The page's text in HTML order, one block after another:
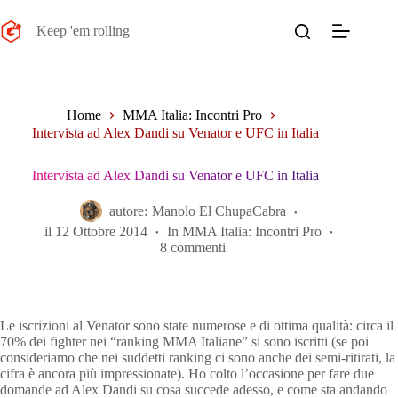
al
contenuto
Keep 'em rolling
Home
MMA Italia: Incontri Pro
Intervista ad Alex Dandi su Venator e UFC in Italia
Intervista ad Alex Dandi su Venator e UFC in Italia
autore: Manolo El ChupaCabra
il 12 Ottobre 2014 In MMA Italia: Incontri Pro
8 commenti
Le iscrizioni al Venator sono state numerose e di ottima qualità: circa il
70% dei fighter nei “ranking MMA Italiane” si sono iscritti (se poi
consideriamo che nei suddetti ranking ci sono anche dei semi-ritirati, la
cifra è ancora più impressionate). Ho colto l’occasione per fare due
domande ad Alex Dandi su cosa succede adesso, e come sta andando